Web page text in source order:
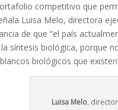
competitivo que
Luisa Melo, directora
de que “el país
síntesis biológica, porque
biológicos que
Luisa Melo,